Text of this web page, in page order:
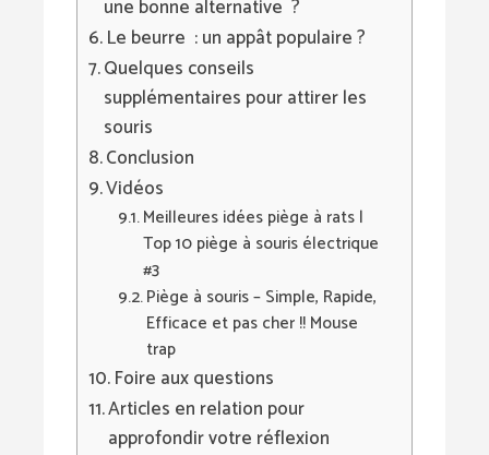
une bonne alternative ?
Le beurre : un appât populaire ?
Quelques conseils
supplémentaires pour attirer les
souris
Conclusion
Vidéos
Meilleures idées piège à rats |
Top 10 piège à souris électrique
#3
Piège à souris – Simple, Rapide,
Efficace et pas cher !! Mouse
trap
Foire aux questions
Articles en relation pour
approfondir votre réflexion